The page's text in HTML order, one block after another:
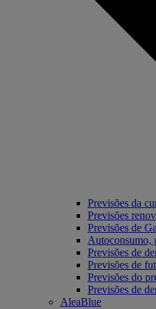
Previsões da
Previsões
Previsões de
Autoconsumo,
Previsões de
Previsões de
Previsões do
Previsões de
AleaBlue